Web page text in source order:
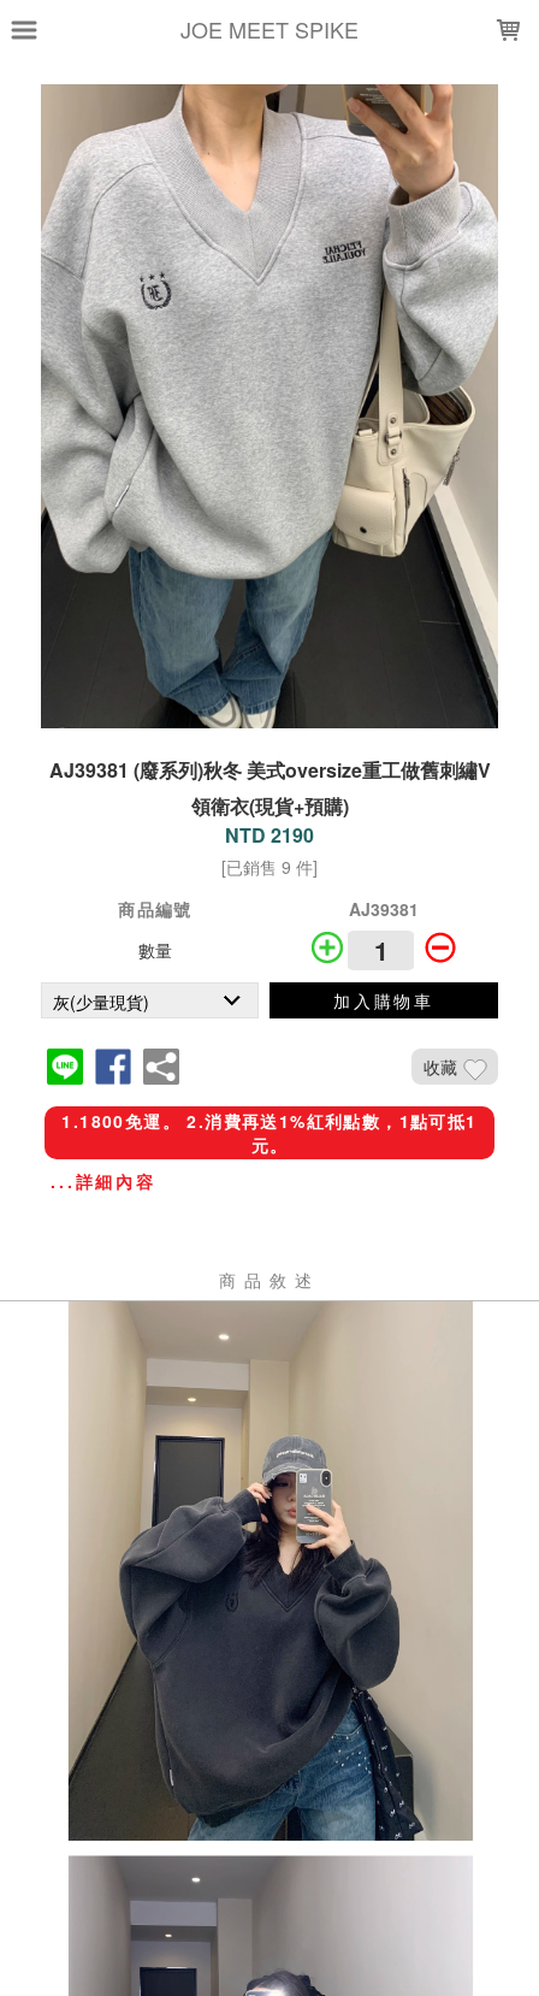
JOE MEET SPIKE
AJ39381 (廢系列)秋冬 美式oversize重工做舊刺繡V
領衛衣(現貨+預購)
NTD 2190
[已銷售 9 件]
商品編號
AJ39381
數量
加入購物車
收藏
1.1800免運。 2.消費再送1%紅利點數，1點可抵1
元。
...詳細內容
商品敘述